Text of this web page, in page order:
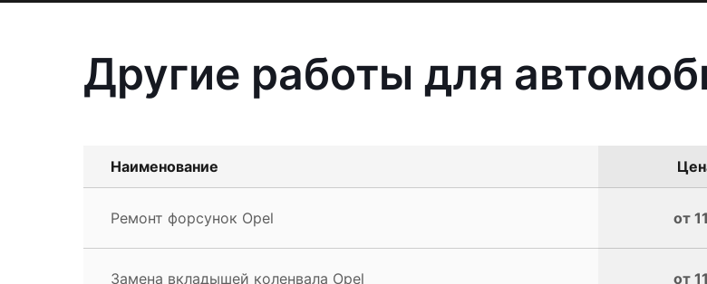
Другие работы для
Наименование
Ремонт форсунок Opel от
Замена вкладышей коленвала Opel от